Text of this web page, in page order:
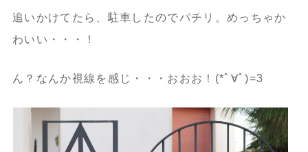
追いかけてたら、駐車したのでパチリ。めっちゃか
わいい・・・！
ん？なんか視線を感じ・・・おおお！(*ﾟ∀ﾟ)=3